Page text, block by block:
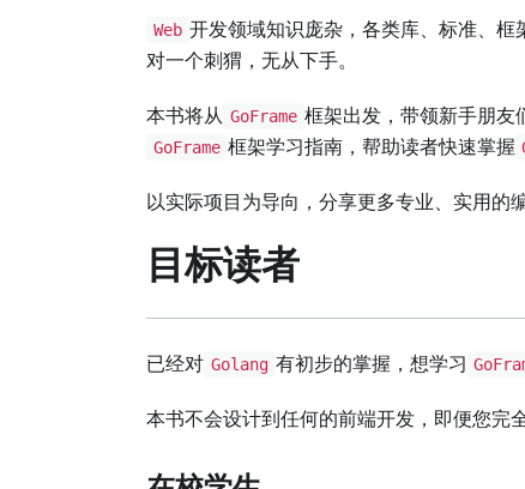
Web 开发领域知识庞杂，各类库、标准、
对一个刺猬，无从下手。
本书将从 GoFrame 框架出发，带领新手朋友
GoFrame 框架学习指南，帮助读者快速掌握
以实际项目为导向，分享更多专业、实用的
目标读者
已经对 Golang 有初步的掌握，想学习
本书不会设计到任何的前端开发，即便您完